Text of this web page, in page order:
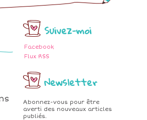
Suivez-moi
Facebook
Flux RSS
Newsletter
Abonnez-vous pour être
averti des nouveaux articles
publiés.